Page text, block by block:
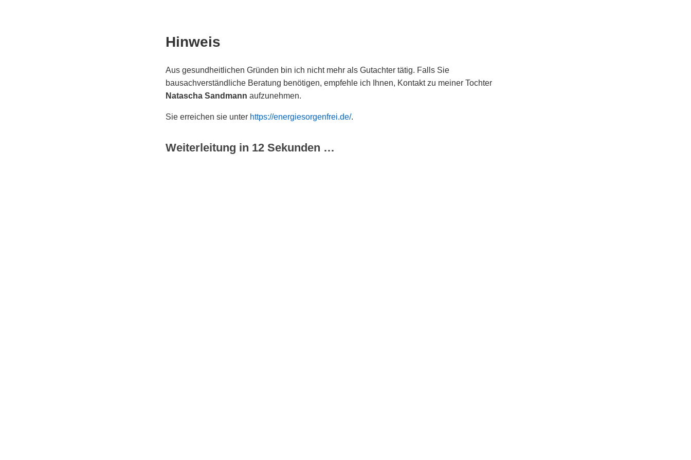
Hinweis
Aus gesundheitlichen Gründen bin ich nicht mehr als Gutachter tätig. Falls Sie
bausachverständliche Beratung benötigen, empfehle ich Ihnen, Kontakt zu meiner Tochter
Natascha Sandmann aufzunehmen.
Sie erreichen sie unter https://energiesorgenfrei.de/.
Weiterleitung in 12 Sekunden …